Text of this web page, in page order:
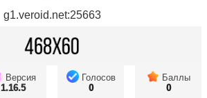
g1.veroid.net:25663
Версия
1.16.5
Голосов
0
Баллы
0